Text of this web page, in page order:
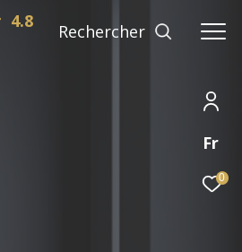
Fr
0
Rechercher